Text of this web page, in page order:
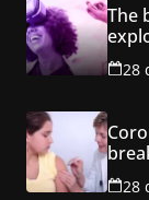
The
28
28